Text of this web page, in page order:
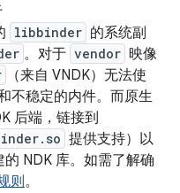
libbinder 的系统副
。对于 vendor 映像
（来自 VNDK）无法使
不稳定的内件。而原生
后端，链接到
提供支持）以
的 NDK 库。如需了解确
则。